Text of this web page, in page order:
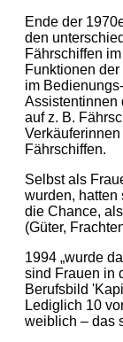
Ende der
den
Fährschiffen
Funktionen
im
Assistentinnen
auf z. B.
Fährschiffen.
Selbst als
wurden, hatten
die Chance,
(Güter,
1994 „wurde
sind Frauen in
Berufsbild
Lediglich 10
weiblich – das